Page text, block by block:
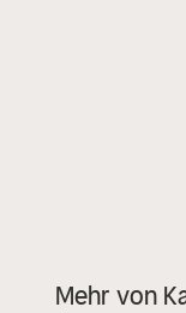
Mehr von